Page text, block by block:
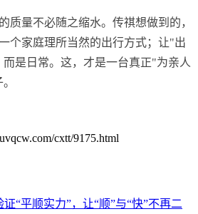
质量不必随之缩水。传祺想做到的，
个家庭理所当然的出行方式；让"出
是日常。这，才是一台真正"为亲人
cxtt/9175.html
“平顺实力”，让“顺”与“快”不再二